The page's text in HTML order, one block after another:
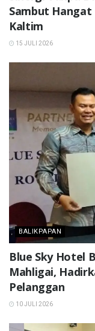
Sambut Hangat
Kaltim
15 JULI 2026
BALIKPAPAN
Blue Sky Hotel
Mahligai,
Pelanggan
10 JULI 2026